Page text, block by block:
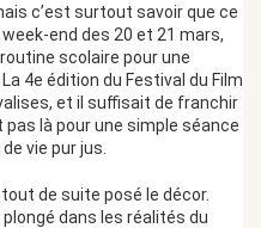
c’est surtout savoir que ce
end des 20 et 21 mars,
scolaire pour une
4e édition du Festival du Film
et il suffisait de franchir
là pour une simple séance
vie pur jus.
de suite posé le décor.
dans les réalités du